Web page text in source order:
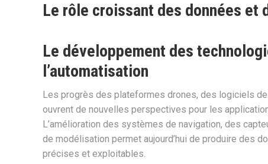
Le rôle croissant des données et
Le développement des
l’automatisation
Les progrès des plateformes drones, des logiciels
ouvrent de nouvelles perspectives pour les
L’amélioration des systèmes de navigation, des
de modélisation permet aujourd’hui de produire des
précises et exploitables.